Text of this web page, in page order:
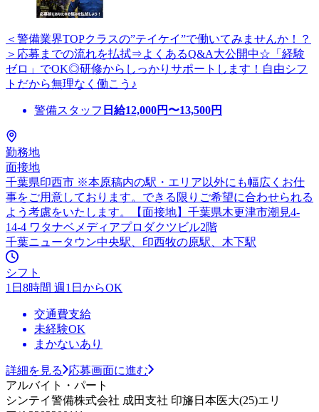
＜警備業界TOPクラスの”テイケイ”で働いてみませんか！？
＞応募までの流れを払拭⇒よくあるQ&A大公開中☆「経験
ゼロ」でOK◎研修からしっかりサポートします！自由シフ
トだから無理なく働こう♪
警備スタッフ 日給12,000円〜13,500円
勤務地
面接地
千葉県印西市 ※本原稿内の駅・エリア以外にも幅広くお仕
事をご用意しております。できる限りご希望に合わせられる
よう考慮をいたします。【面接地】千葉県木更津市潮見4-
14-4 ワタナベメディアプロダクツビル2階
千葉ニュータウン中央駅、印西牧の原駅、木下駅
シフト
1日8時間 週1日からOK
交通費支給
未経験OK
まかないあり
詳細を見る
応募画面に進む
アルバイト・パート
シンテイ警備株式会社 成田支社 印旛日本医大(25)エリ